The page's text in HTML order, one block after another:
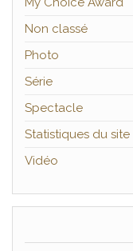
Non classé
Photo
Série
Spectacle
Statistiques du site
Vidéo